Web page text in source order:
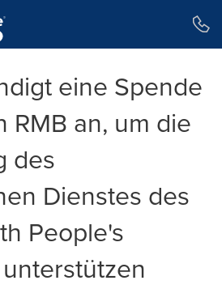
eine Spende
RMB an, um die
des
Dienstes des
People's